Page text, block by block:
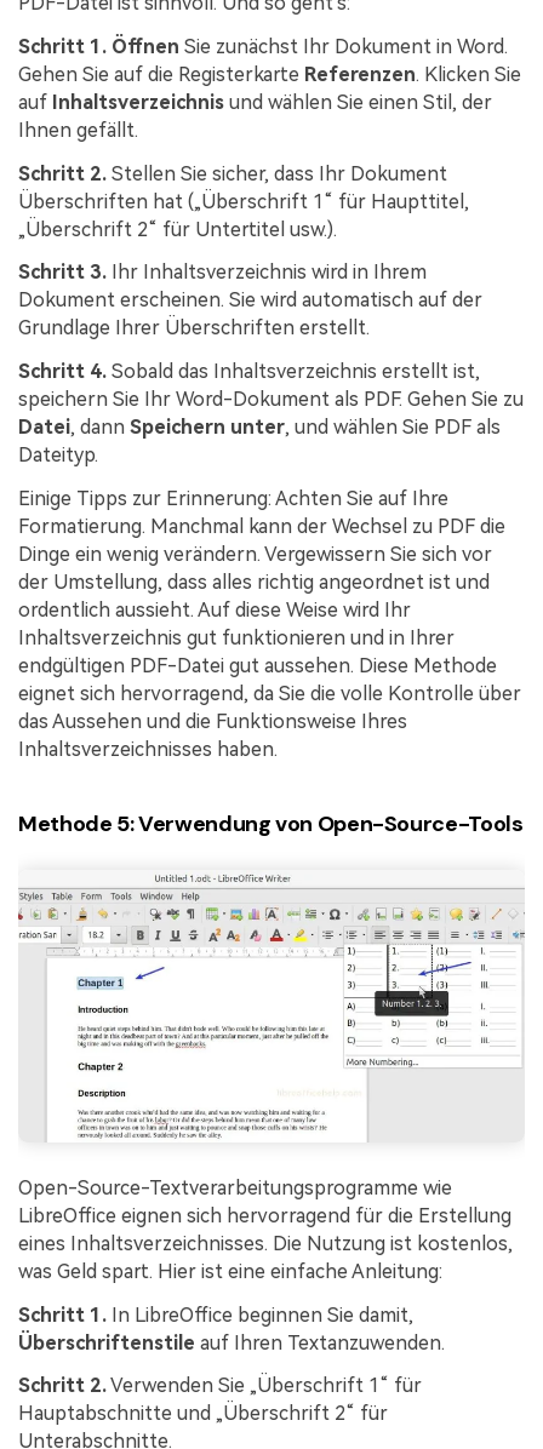
Schritt 1. Öffnen Sie zunächst Ihr Dokument in Word.
Gehen Sie auf die Registerkarte Referenzen. Klicken Sie
auf Inhaltsverzeichnis und wählen Sie einen Stil, der
Ihnen gefällt.
Schritt 2. Stellen Sie sicher, dass Ihr Dokument
Überschriften hat („Überschrift 1“ für Haupttitel,
„Überschrift 2“ für Untertitel usw.).
Schritt 3. Ihr Inhaltsverzeichnis wird in Ihrem
Dokument erscheinen. Sie wird automatisch auf der
Grundlage Ihrer Überschriften erstellt.
Schritt 4. Sobald das Inhaltsverzeichnis erstellt ist,
speichern Sie Ihr Word-Dokument als PDF. Gehen Sie zu
Datei, dann Speichern unter, und wählen Sie PDF als
Dateityp.
Einige Tipps zur Erinnerung: Achten Sie auf Ihre
Formatierung. Manchmal kann der Wechsel zu PDF die
Dinge ein wenig verändern. Vergewissern Sie sich vor
der Umstellung, dass alles richtig angeordnet ist und
ordentlich aussieht. Auf diese Weise wird Ihr
Inhaltsverzeichnis gut funktionieren und in Ihrer
endgültigen PDF-Datei gut aussehen. Diese Methode
eignet sich hervorragend, da Sie die volle Kontrolle über
das Aussehen und die Funktionsweise Ihres
Inhaltsverzeichnisses haben.
Methode 5: Verwendung von Open-Source-Tools
Open-Source-Textverarbeitungsprogramme wie
LibreOffice eignen sich hervorragend für die Erstellung
eines Inhaltsverzeichnisses. Die Nutzung ist kostenlos,
was Geld spart. Hier ist eine einfache Anleitung:
Schritt 1. In LibreOffice beginnen Sie damit,
Überschriftenstile auf Ihren Textanzuwenden.
Schritt 2.Verwenden Sie „Überschrift 1“ für
Hauptabschnitte und „Überschrift 2“ für
Unterabschnitte.